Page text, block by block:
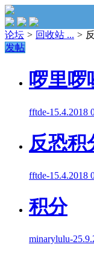
论坛 > 回收站 ... >
发帖
啰里啰
fftde-15.4.2018
反恐积
fftde-15.4.2018
积分
minarylulu-